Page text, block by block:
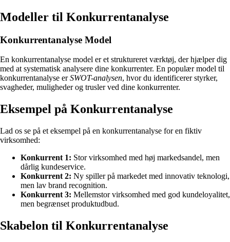
Modeller til Konkurrentanalyse
Konkurrentanalyse Model
En konkurrentanalyse model er et struktureret værktøj, der hjælper dig
med at systematisk analysere dine konkurrenter. En populær model til
konkurrentanalyse erSWOT-analysen, hvor du identificerer styrker,
svagheder, muligheder og trusler ved dine konkurrenter.
Eksempel på Konkurrentanalyse
Lad os se på et eksempel på en konkurrentanalyse for en fiktiv
virksomhed:
Konkurrent 1: Stor virksomhed med høj markedsandel, men
dårlig kundeservice.
Konkurrent 2: Ny spiller på markedet med innovativ teknologi,
men lav brand recognition.
Konkurrent 3: Mellemstor virksomhed med god kundeloyalitet,
men begrænset produktudbud.
Skabelon til Konkurrentanalyse